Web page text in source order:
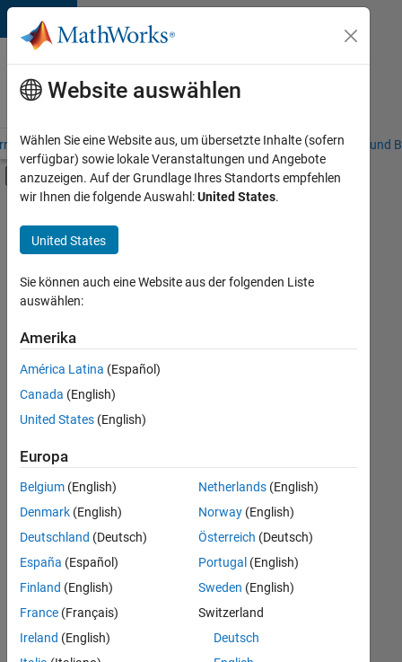
Weiter zum Inhalt
Karriere
bei
MathWorks
– Übersicht Stellensuche Niederlassungen Studierende und
Umschaltung für Off-Canvas-
Hauptinhalt
Commercial Sales
Customer Support
Education Sales
Inside Sales
Sales Operations
Marketing Services
Finance and Operations
+6
Derzeit
es
keine
offenen
Stellen,
Ihren
Suchkriterien
entsprechen.
können
die
Suchkriterien
weiter
fassen
oder
alle
Website auswählen
Wählen Sie eine Website aus, um übersetzte Inhalte (sofern
verfügbar) sowie lokale Veranstaltungen und Angebote
anzuzeigen. Auf der Grundlage Ihres Standorts empfehlen
wir Ihnen die folgende Auswahl:United States.
United States
Sie können auch eine Website aus der folgenden Liste
auswählen:
Amerika
América Latina (Español)
Canada (English)
United States (English)
Europa
Belgium (English)
Denmark (English)
Deutschland (Deutsch)
España (Español)
Finland (English)
France (Français)
Ireland (English)
Netherlands(English)
Norway(English)
Österreich (Deutsch)
Portugal (English)
Sweden (English)
Switzerland
Deutsch